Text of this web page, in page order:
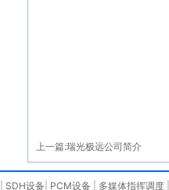
上一篇:瑞光极远公司简介
SDH设备 PCM设备 多媒体指挥调度